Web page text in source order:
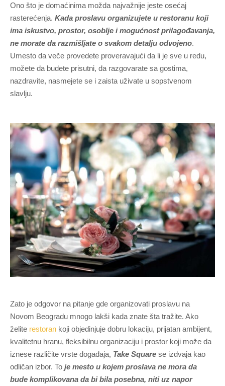
Ono što je domaćinima možda najvažnije jeste osećaj
rasterećenja. Kada proslavu organizujete u restoranu koji
ima iskustvo, prostor, osoblje i mogućnost prilagođavanja,
ne morate da razmišljate o svakom detalju odvojeno.
Umesto da veče provedete proveravajući da li je sve u redu,
možete da budete prisutni, da razgovarate sa gostima,
nazdravite, nasmejete se i zaista uživate u sopstvenom
slavlju.
Zato je odgovor na pitanje gde organizovati proslavu na
Novom Beogradu mnogo lakši kada znate šta tražite. Ako
želite restoran koji objedinjuje dobru lokaciju, prijatan ambijent,
kvalitetnu hranu, fleksibilnu organizaciju i prostor koji može da
iznese različite vrste događaja, Take Square se izdvaja kao
odličan izbor. To je mesto u kojem proslava ne mora da
bude komplikovana da bi bila posebna, niti uz napor